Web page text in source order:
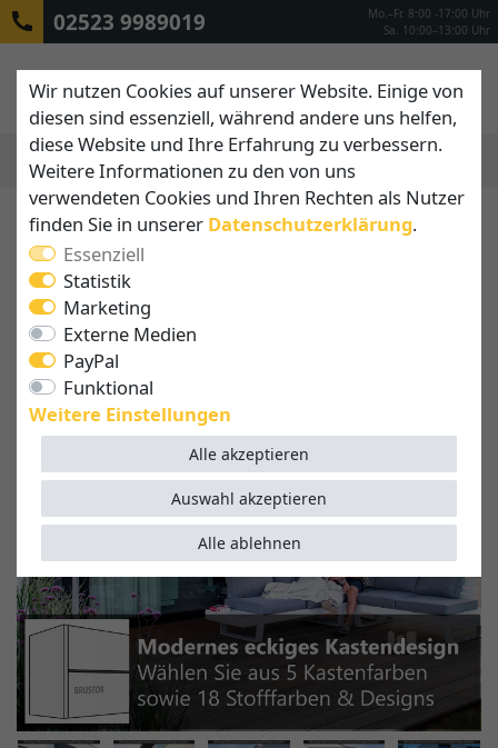
02523 9989019
Mo.–Fr. 8:00 -17:00 Uhr
Sa. 10:00–13:00 Uhr
Wir nutzen Cookies auf unserer Website. Einige von
diesen sind essenziell, während andere uns helfen,
diese Website und Ihre Erfahrung zu verbessern.
Weitere Informationen zu den von uns
verwendeten Cookies und Ihren Rechten als Nutzer
finden Sie in unserer Daten­schutz­erklärung.
Essenziell
Statistik
Marketing
Externe Medien
PayPal
Funktional
Weitere Einstellungen
Alle akzeptieren
Alle ablehnen
Auswahl akzeptieren